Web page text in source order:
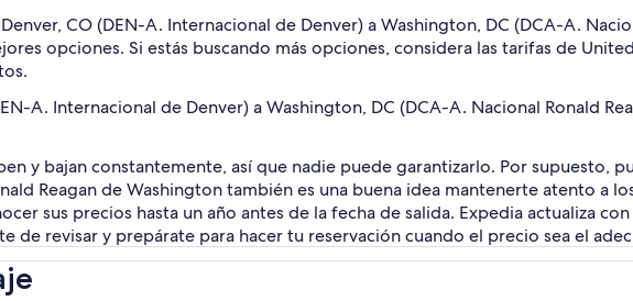
CO (DEN-A. Internacional de Denver) a Washington, DC (DCA-A.
opciones. Si estás buscando más opciones, considera las tarifas de
A. Internacional de Denver) a Washington, DC (DCA-A. Nacional Ronald
y bajan constantemente, así que nadie puede garantizarlo. Por
Reagan de Washington también es una buena idea mantenerte atento a
sus precios hasta un año antes de la fecha de salida. Expedia actualiza
de revisar y prepárate para hacer tu reservación cuando el precio sea el